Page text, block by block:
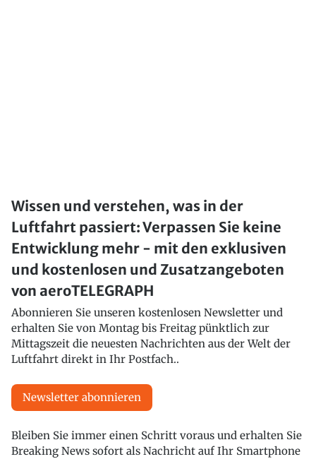
Wissen und verstehen, was in der
Luftfahrt passiert: Verpassen Sie keine
Entwicklung mehr - mit den exklusiven
und kostenlosen und Zusatzangeboten
von aeroTELEGRAPH
Abonnieren Sie unseren kostenlosen Newsletter und
erhalten Sie von Montag bis Freitag pünktlich zur
Mittagszeit die neuesten Nachrichten aus der Welt der
Luftfahrt direkt in Ihr Postfach..
Newsletter abonnieren
Bleiben Sie immer einen Schritt voraus und erhalten Sie
Breaking News sofort als Nachricht auf Ihr Smartphone